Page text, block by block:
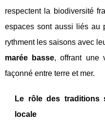
respectent la biodiversité
espaces sont aussi liés au
rythment les saisons avec
marée basse, offrant une
façonné entre terre et mer.
Le rôle des traditions
locale